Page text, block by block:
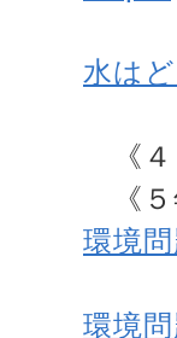
水は
《４
《
環境
環境